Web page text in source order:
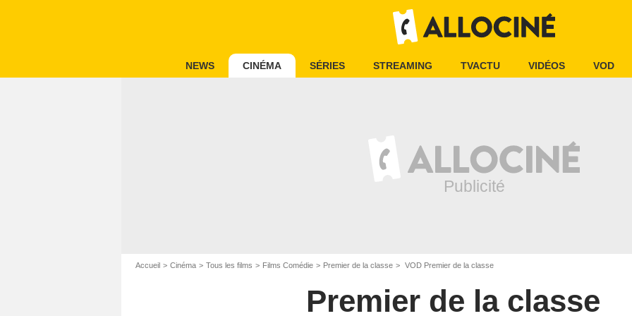
NEWS CINÉMA SÉRIES STREAMING TVACTU VIDÉOS VOD
Accueil Cinéma Tous les films Films Comédie Premier de la classe VOD Premier de la classe
Premier de la classe